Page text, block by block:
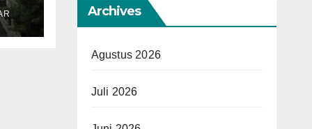
Archives
Agustus 2026
Juli 2026